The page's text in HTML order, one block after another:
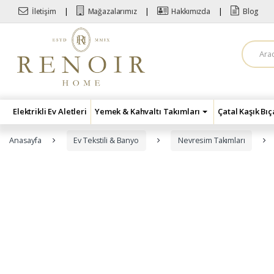
Skip to navigation
Skip to content
İletişim Mağazalarımız Hakkımızda Blog
A
r
a
Elektrikli Ev Aletleri Yemek & Kahvaltı Takımları Çatal Kaşık
Anasayfa Ev Tekstili & Banyo Nevresim Takımları